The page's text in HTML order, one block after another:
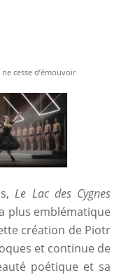
cesse d’émouvoir
Le Lac des Cygnes
plus emblématique
création de Piotr
et continue de
poétique et sa